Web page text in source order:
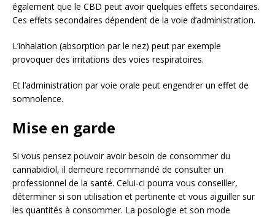
également que le CBD peut avoir quelques effets secondaires.
Ces effets secondaires dépendent de la voie d’administration.
L’inhalation (absorption par le nez) peut par exemple
provoquer des irritations des voies respiratoires.
Et l’administration par voie orale peut engendrer un effet de
somnolence.
Mise en garde
Si vous pensez pouvoir avoir besoin de consommer du
cannabidiol, il demeure recommandé de consulter un
professionnel de la santé. Celui-ci pourra vous conseiller,
déterminer si son utilisation et pertinente et vous aiguiller sur
les quantités à consommer. La posologie et son mode